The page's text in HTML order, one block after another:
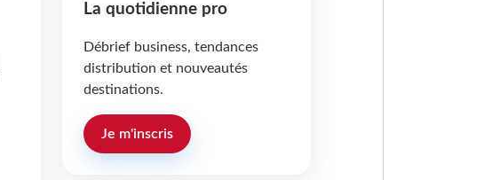
La quotidienne pro
Débrief business, tendances
distribution et nouveautés
destinations.
Je m'inscris